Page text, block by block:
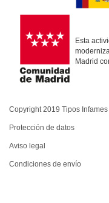
Esta
Madrid
Copyright 2019 Tipos Infames
Protección de datos
Aviso legal
Condiciones de envío